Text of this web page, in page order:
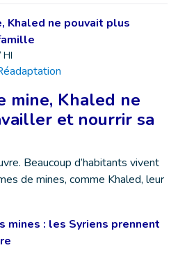
mine, Khaled ne
et nourrir sa
Beaucoup d’habitants vivent
de mines, comme Khaled, leur